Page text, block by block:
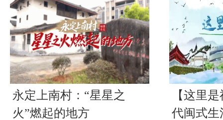
永定上南村：“星星之
火”燃起的地方
【这里
代闽式生